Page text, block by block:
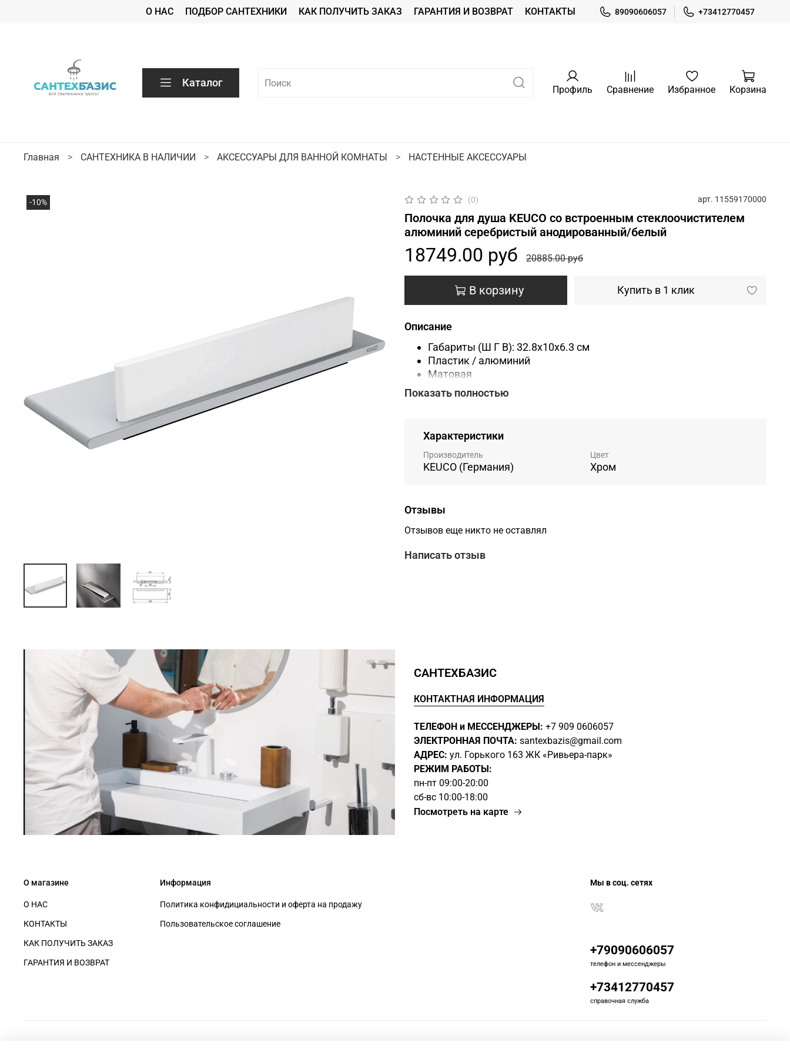
О НАС ПОДБОР САНТЕХНИКИ КАК ПОЛУЧИТЬ ЗАКАЗ ГАРАНТИЯ И ВОЗВРАТ КОНТАКТЫ 89090606057 +73412770457
Каталог
Профиль Сравнение Избранное Корзина
Главная САНТЕХНИКА В НАЛИЧИИ АКСЕССУАРЫ ДЛЯ ВАННОЙ КОМНАТЫ НАСТЕННЫЕ АКСЕССУАРЫ
-10% (0) арт. 11559170000
Полочка для душа KEUCO со встроенным стеклоочистителем
алюминий серебристый анодированный/белый
18749.00 руб 20885.00 руб
В корзину Купить в 1 клик
Описание
Габариты (Ш Г В): 32.8x10x6.3 см
Пластик / алюминий
Матовая
Показать полностью
Характеристики
Производитель
KEUCO (Германия)
Цвет
Хром
Отзывы
Отзывов еще никто не оставлял
Написать отзыв
САНТЕХБАЗИС
КОНТАКТНАЯ ИНФОРМАЦИЯ
ТЕЛЕФОН и МЕССЕНДЖЕРЫ: +7 909 0606057
ЭЛЕКТРОННАЯ ПОЧТА: santexbazis@gmail.com
АДРЕС: ул. Горького 163 ЖК «Ривьера-парк»
РЕЖИМ РАБОТЫ:
пн-пт 09:00-20:00
сб-вс 10:00-18:00
Посмотреть на карте
О магазине
О НАС
КОНТАКТЫ
КАК ПОЛУЧИТЬ ЗАКАЗ
ГАРАНТИЯ И ВОЗВРАТ
Информация
Политика конфидициальности и оферта на продажу
Пользовательское соглашение
Мы в соц. сетях
+79090606057
телефон и мессенджеры
+73412770457
справочная служба